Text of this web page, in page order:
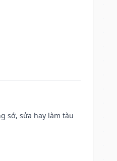
sớ, sửa hay làm tàu